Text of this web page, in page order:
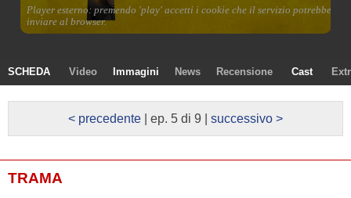
SCHEDA Video Immagini News Recensione Cast
< precedente | ep. 5 di 9 | successivo >
TRAMA